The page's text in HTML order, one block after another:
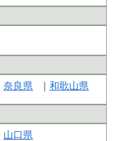
奈良県 和歌山県
山口県